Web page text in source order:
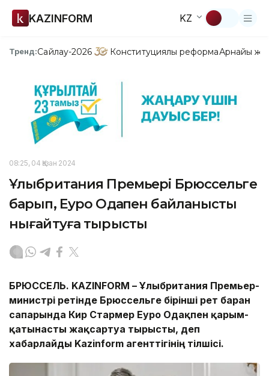
KAZINFORM KZ
Тренд:Сайлау-2026 Конституциялық реформаАрнайы
08:25, 04 Қазан 2024
Ұлыбритания Премьері Брюссельге
барып, Еуро Одақпен байланысты
нығайтуға тырысты
БРЮССЕЛЬ. KAZINFORM – Ұлыбритания Премьер-
министрі ретінде Брюссельге бірінші рет барған
сапарында Кир Стармер Еуро Одақпен қарым-
қатынасты жақсартуға тырысты, деп
хабарлайды Kazinform агенттігінің тілшісі.